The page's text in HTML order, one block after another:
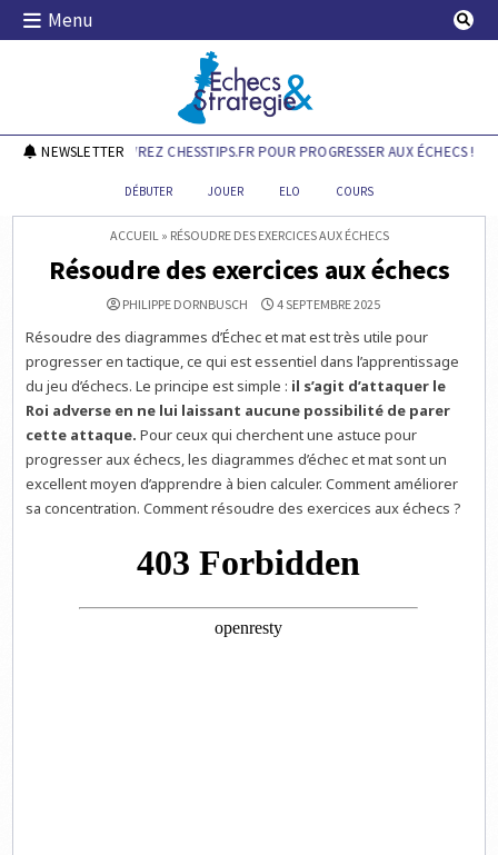
Skip
Menu
Echecs & Stratégie
NEWSLETTER
DÉCOUVREZ CHESSTIPS.FR POUR PROGRESSER AUX ÉCHECS !
DÉBUTER JOUER ELO COURS
ACCUEIL» RÉSOUDRE DES EXERCICES AUX ÉCHECS
Résoudre des exercices aux échecs
PHILIPPE DORNBUSCH 4 SEPTEMBRE 2025
Résoudre des diagrammes d’Échec et mat est très utile pour
progresser en tactique, ce qui est essentiel dans l’apprentissage
du jeu d’échecs. Le principe est simple : il s’agit d’attaquer le
Roi adverse en ne lui laissant aucune possibilité de parer
cette attaque. Pour ceux qui cherchent une astuce pour
progresser aux échecs, les diagrammes d’échec et mat sont un
excellent moyen d’apprendre à bien calculer. Comment améliorer
sa concentration. Comment résoudre des exercices aux échecs ?